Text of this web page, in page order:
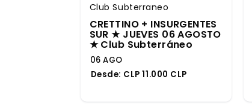
Club Subterraneo
CRETTINO + INSURGENTES
SUR ★ JUEVES 06 AGOSTO
★ Club Subterráneo
06 AGO
Desde: CLP 11.000 CLP